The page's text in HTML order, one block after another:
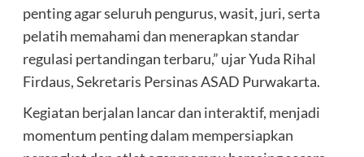
penting agar seluruh pengurus, wasit, juri, serta
pelatih memahami dan menerapkan standar
regulasi pertandingan terbaru,” ujar Yuda Rihal
Firdaus, Sekretaris Persinas ASAD Purwakarta.
Kegiatan berjalan lancar dan interaktif, menjadi
momentum penting dalam mempersiapkan